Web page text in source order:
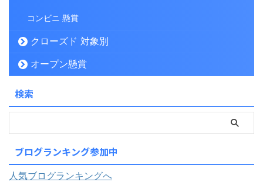
コンビニ 懸賞
クローズド 対象別
オープン懸賞
検索
ブログランキング参加中
人気ブログランキングへ